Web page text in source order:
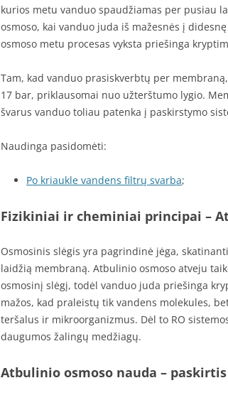
kurios metu vanduo spaudžiamas per pusiau
osmoso, kai vanduo juda iš mažesnės į
osmoso metu procesas vyksta priešinga
Tam, kad vanduo prasiskverbtų per
17 bar, priklausomai nuo užterštumo lygio.
švarus vanduo toliau patenka į paskirstymo
Naudinga pasidomėti:
Po kriaukle vandens filtrų svarba;
Fizikiniai ir cheminiai principai –
Osmosinis slėgis yra pagrindinė jėga,
laidžią membraną. Atbulinio osmoso atveju
osmosinį slėgį, todėl vanduo juda priešinga
mažos, kad praleistų tik vandens molekules,
teršalus ir mikroorganizmus. Dėl to RO
daugumos žalingų medžiagų.
Atbulinio osmoso nauda – paskirtis